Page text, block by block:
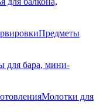
Предметы
для бара, мини-
Молотки для